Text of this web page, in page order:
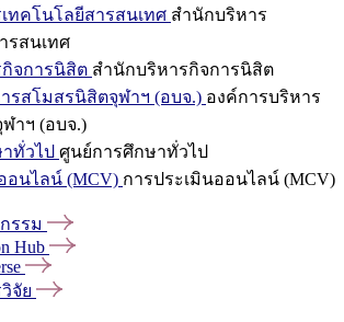
ทคโนโลยีสารสนเทศ สำนักบริหาร
รสนเทศ
จการนิสิต สำนักบริหารกิจการนิสิต
รสโมสรนิสิตจุฬาฯ (อบจ.) องค์การบริหาร
าฯ (อบจ.)
ทั่วไป ศูนย์การศึกษาทั่วไป
อนไลน์ (MCV) การประเมินออนไลน์ (MCV)
รรม
Hub
จัย